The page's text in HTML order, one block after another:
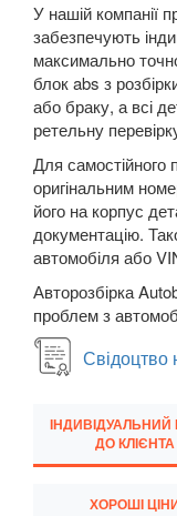
Mustang VI
Mustang
S-Max Mk1
S-Max Mk2
Transit V
Transit VI
Transit VII
Transit
Transit Courier
У нашій компанії
забезпечують
максимально
блок abs з
або браку, а всі
ретельну
Для самостійного
оригінальним
його на корпус
документацію.
автомобіля або
Авторозбірка
проблем з
Свідоцтво
ІНДИВІДУАЛЬНИЙ
ДО КЛІЄНТА
ХОРОШІ